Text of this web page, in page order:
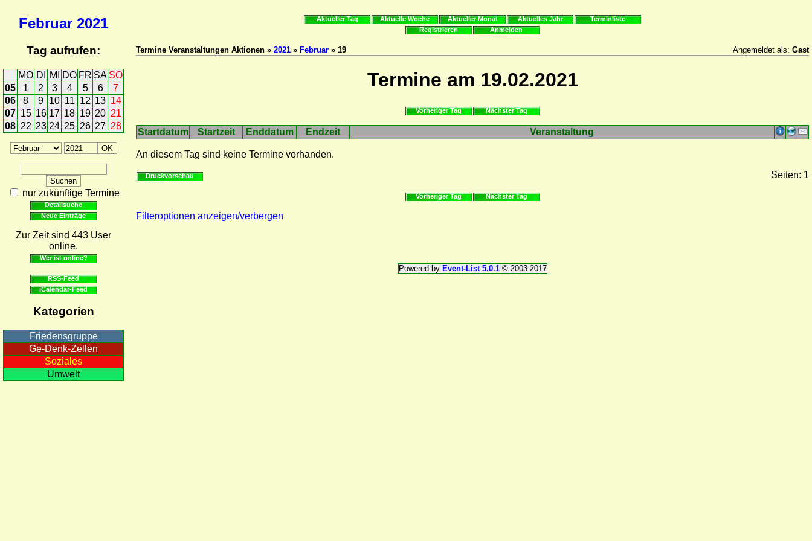
Februar 2021
Tag aufrufen:
MO DI MI DO FR SA SO
05
1 2 3 4 5 6
7
06
8 9 10 11 12 13 14
07 15 16 17 18 19 20 21
08 22 23 24 25 26 27 28
nur zukünftige Termine
Detailsuche
Neue Einträge
Zur Zeit sind 443 User
online.
Wer ist online?
RSS-Feed
iCalendar-Feed
Kategorien
Friedensgruppe
Ge-Denk-Zellen
Soziales
Umwelt
Aktueller Tag Aktuelle Woche Aktueller Monat Aktuelles Jahr
Terminliste
Registrieren
Anmelden
Termine Veranstaltungen Aktionen » 2021 » Februar » 19 Angemeldet als: Gast
Termine am 19.02.2021
Vorheriger Tag Nächster Tag
Startdatum Startzeit Enddatum Endzeit Veranstaltung
An diesem Tag sind keine Termine vorhanden.
Druckvorschau Seiten: 1
Vorheriger Tag Nächster Tag
Filteroptionen anzeigen/verbergen
Powered by Event-List 5.0.1© 2003-2017